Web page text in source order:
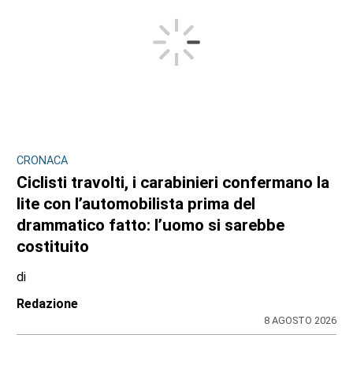
CRONACA
Ciclisti travolti, i carabinieri confermano la
lite con l’automobilista prima del
drammatico fatto: l’uomo si sarebbe
costituito
di
Redazione
8 AGOSTO 2026